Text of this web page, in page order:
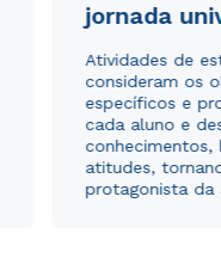
jornada
Atividades de
consideram os
específicos e
cada aluno e
conhecimentos,
atitudes,
protagonista da